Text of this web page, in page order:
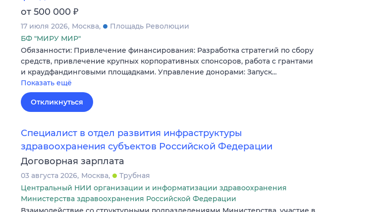
от 500 000 ₽
17 июля 2026 Москва
Площадь Революции
БФ "МИРУ МИР"
Обязанности: Привлечение финансирования: Разработка стратегий по сбору
средств, привлечение крупных корпоративных спонсоров, работа с грантами
и краудфандинговыми площадками. Управление донорами: Запуск…
Показать ещё
Откликнуться
Специалист в отдел развития инфраструктуры
здравоохранения субъектов Российской Федерации
Договорная зарплата
03 августа 2026 Москва
Трубная
Центральный НИИ организации и информатизации здравоохранения
Министерства здравоохранения Российской Федерации